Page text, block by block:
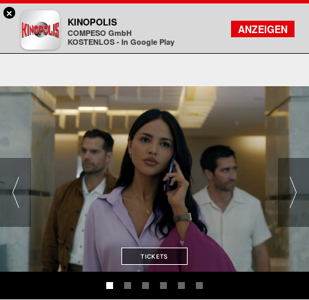
Kinopolis
FILMSUCHE
KONTO
TICKETS
×
KINOPOLIS
COMPESO GmbH
KOSTENLOS - In Google Play
ANZEIGEN